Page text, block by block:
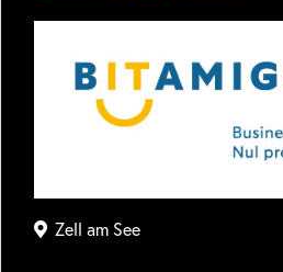
Zell am See